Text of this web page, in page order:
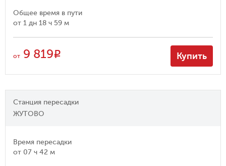
Общее время в пути
от 1 дн 18 ч 59 м
от 9 819R Купить
Станция пересадки
ЖУТОВО
Время пересадки
от 07 ч 42 м